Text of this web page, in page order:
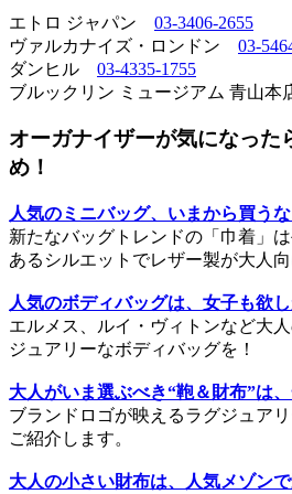
エトロ ジャパン 03-3406-2655
ヴァルカナイズ・ロンドン 03-
ダンヒル 03-4335-1755
ブルックリン ミュージアム 青山
オーガナイザーが気になった
め！
人気のミニバッグ、いまから買う
新たなバッグトレンドの「巾着」
あるシルエットでレザー製が大人向
人気のボディバッグは、女子も欲
エルメス、ルイ・ヴィトンなど大
ジュアリーなボディバッグを！
大人がいま選ぶべき“鞄＆財布”は
ブランドロゴが映えるラグジュア
ご紹介します。
大人の小さい財布は、人気メゾン